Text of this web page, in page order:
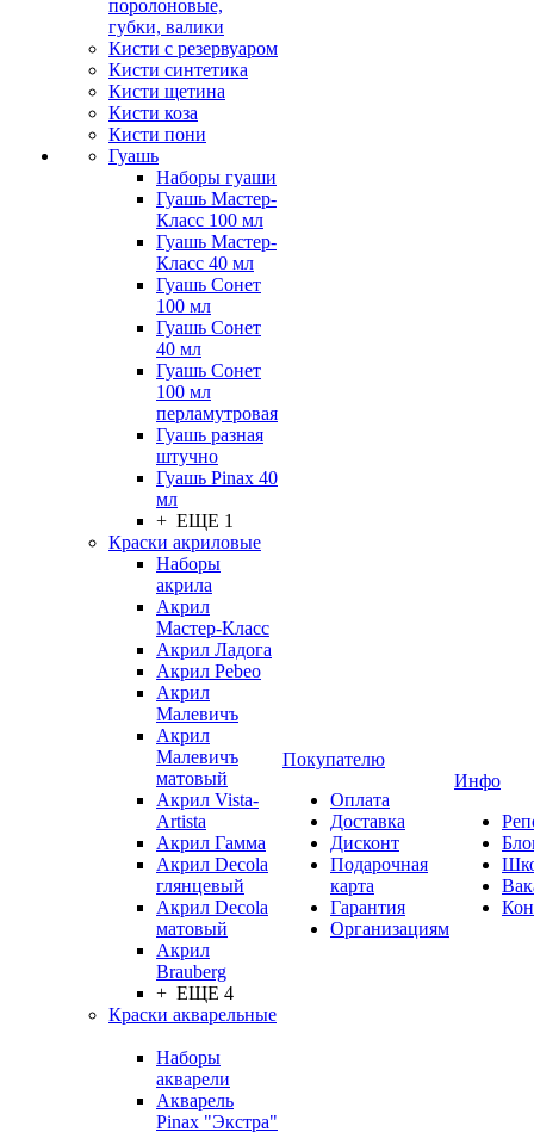
поролоновые,
губки, валики
Кисти с резервуаром
Кисти синтетика
Кисти щетина
Кисти коза
Кисти пони
Гуашь
Наборы гуаши
Гуашь Мастер-
Класс 100 мл
Гуашь Мастер-
Класс 40 мл
Гуашь Сонет
100 мл
Гуашь Сонет
40 мл
Гуашь Сонет
100 мл
перламутровая
Гуашь разная
штучно
Гуашь Pinax 40
мл
+ ЕЩЕ 1
Краски акриловые
Наборы
акрила
Акрил
Мастер-Класс
Акрил Ладога
Акрил Pebeo
Акрил
Малевичъ
Акрил
Малевичъ
матовый
Акрил Vista-
Artista
Акрил Гамма
Акрил Decola
глянцевый
Акрил Decola
матовый
Акрил
Brauberg
+ ЕЩЕ 4
Краски акварельные
Наборы
акварели
Акварель
Pinax "Экстра"
Покупателю
Оплата
Доставка
Дисконт
Подарочная
карта
Гарантия
Организациям
Инфо